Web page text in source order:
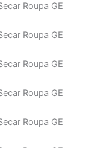
Roupa GE
Roupa GE
Roupa GE
Roupa GE
Roupa GE